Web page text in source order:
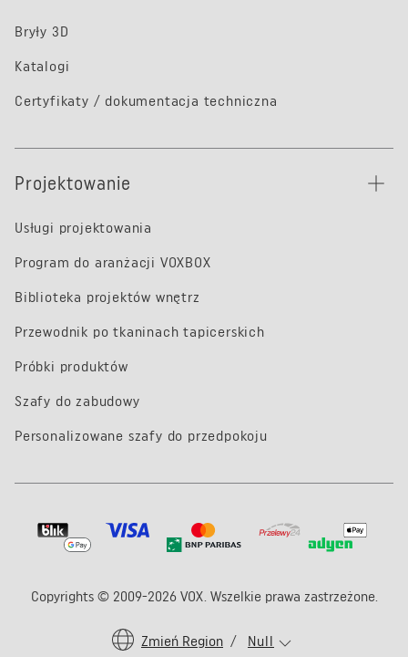
Bryły 3D
Katalogi
Certyfikaty / dokumentacja techniczna
Projektowanie
Usługi projektowania
Program do aranżacji VOXBOX
Biblioteka projektów wnętrz
Przewodnik po tkaninach tapicerskich
Próbki produktów
Szafy do zabudowy
Personalizowane szafy do przedpokoju
Copyrights © 2009-2026 VOX. Wszelkie prawa zastrzeżone.
Zmień Region / Null